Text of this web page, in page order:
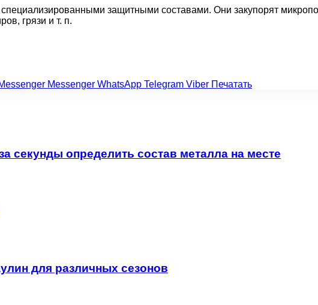
защитными составами. Они закупорят
грязи и т. п.
Messenger WhatsApp Telegram Viber Печатать
секунды определить состав металла на месте
для различных сезонов